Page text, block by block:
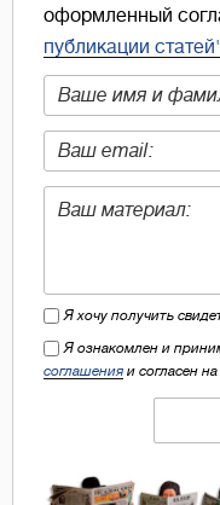
оформленный
публикации
Я хочу получить
Я ознакомлен и
соглашения и согласен